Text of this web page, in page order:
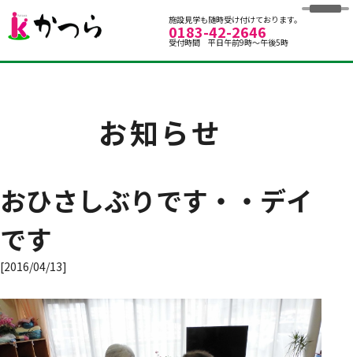
グループホームかつら
施設見学も随時受け付けております。
0183-42-2646
受付時間 平日午前9時～午後5時
お知らせ
おひさしぶりです・・デイ
です
[2016/04/13]